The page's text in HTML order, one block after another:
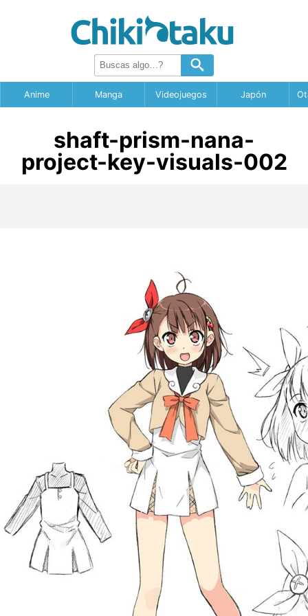
Anime Manga Videojuegos Japón
shaft-prism-nana-
project-key-visuals-002